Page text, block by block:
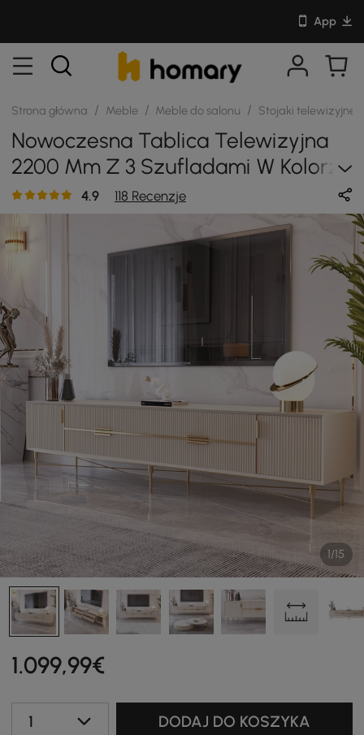
App
Strona główna / Meble / Meble do salonu / Stojaki telewizyjne
Nowoczesna Tablica Telewizyjna
2200 Mm Z 3 Szufladami W Kolorze
Kremowo-Białym
4.9 118 Recenzje
1/15
1.099,99€
1 DODAJ DO KOSZYKA